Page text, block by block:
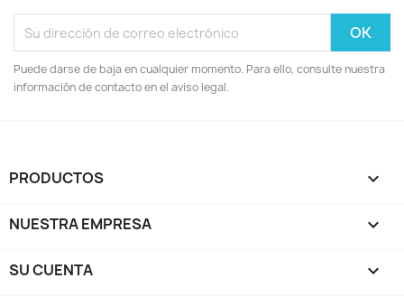
Puede darse de baja en cualquier momento. Para ello, consulte nuestra
información de contacto en el aviso legal.
PRODUCTOS 
NUESTRA EMPRESA 
SU CUENTA 